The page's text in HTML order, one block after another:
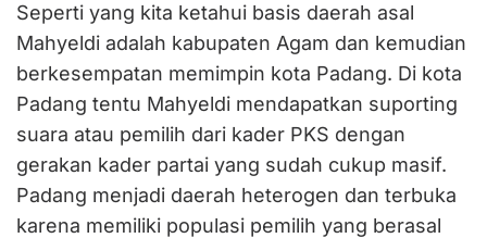
Seperti yang kita ketahui basis daerah asal
Mahyeldi adalah kabupaten Agam dan kemudian
berkesempatan memimpin kota Padang. Di kota
Padang tentu Mahyeldi mendapatkan suporting
suara atau pemilih dari kader PKS dengan
gerakan kader partai yang sudah cukup masif.
Padang menjadi daerah heterogen dan terbuka
karena memiliki populasi pemilih yang berasal